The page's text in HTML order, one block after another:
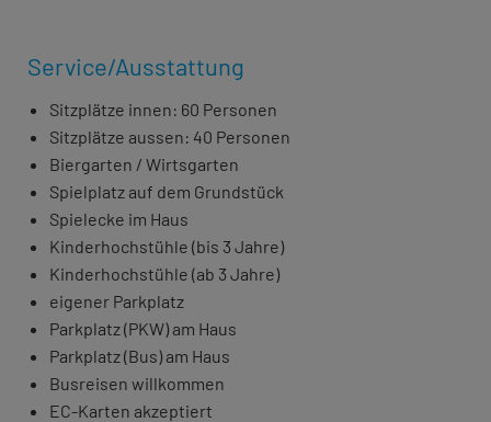
Service/Ausstattung
Sitzplätze innen: 60 Personen
Sitzplätze aussen: 40 Personen
Biergarten / Wirtsgarten
Spielplatz auf dem Grundstück
Spielecke im Haus
Kinderhochstühle (bis 3 Jahre)
Kinderhochstühle (ab 3 Jahre)
eigener Parkplatz
Parkplatz (PKW) am Haus
Parkplatz (Bus) am Haus
Busreisen willkommen
EC-Karten akzeptiert